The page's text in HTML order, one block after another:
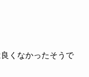
くなかったそうで